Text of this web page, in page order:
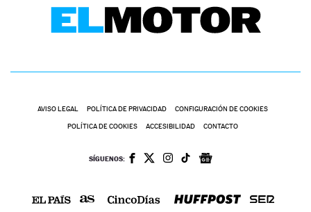
AVISO LEGAL POLÍTICA DE PRIVACIDAD CONFIGURACIÓN DE COOKIES
POLÍTICA DE COOKIES ACCESIBILIDAD CONTACTO
SÍGUENOS: